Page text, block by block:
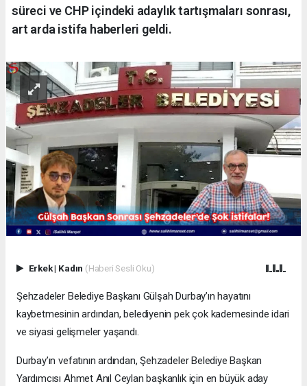
süreci ve CHP içindeki adaylık tartışmaları sonrası,
art arda istifa haberleri geldi.
Erkek| Kadın (Haberi Sesli Oku)
Şehzadeler Belediye Başkanı Gülşah Durbay’ın hayatını
kaybetmesinin ardından, belediyenin pek çok kademesinde idari
ve siyasi gelişmeler yaşandı.
Durbay’ın vefatının ardından, Şehzadeler Belediye Başkan
Yardımcısı Ahmet Anıl Ceylan başkanlık için en büyük aday